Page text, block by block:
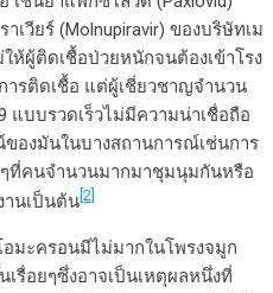
วียร์ (Molnupiravir) ของบริษัทเม
ห้ผู้ติดเชื้อป่วยหนักจนต้องเข้าโรง
ารติดเชื้อ แต่ผู้เชี่ยวชาญจำนวน
แบบรวดเร็วไม่มีความน่าเชื่อถือ
องมันในบางสถานการณ์เช่นการ
ที่คนจำนวนมากมาชุมนุมกันหรือ
านเป็นต้น [2]
มะครอนมีไม่มากในโพรงจมูก
รื่อยๆซึ่งอาจเป็นเหตุผลหนึ่งที่